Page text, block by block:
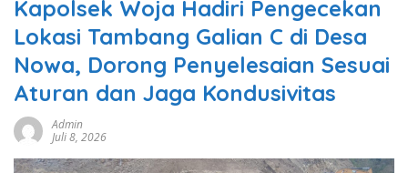
Kapolsek Woja Hadiri Pengecekan
Lokasi Tambang Galian C di Desa
Nowa, Dorong Penyelesaian Sesuai
Aturan dan Jaga Kondusivitas
Admin
Juli 8, 2026